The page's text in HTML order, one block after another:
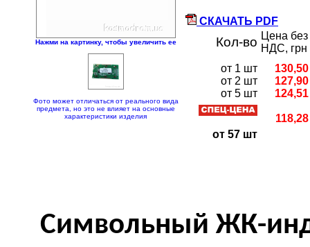
Нажми на картинку, чтобы увеличить ее
Фото может отличаться от реального вида
предмета, но это не влияет на основные
характеристики изделия
СКАЧАТЬ PDF
Кол-во Цена без
НДС, грн
от 1 шт
от 2 шт
от 5 шт
от 57 шт
130,50
127,90
124,51
118,28
Символьный ЖК-